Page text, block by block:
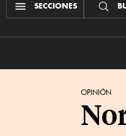
SECCIONES
OPINIÓN